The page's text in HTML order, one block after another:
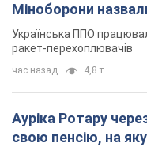
Міноборони
Українська ППО
ракет-перехоплювачів
час назад 4,8 т.
Ауріка Ротару
свою пенсію, на